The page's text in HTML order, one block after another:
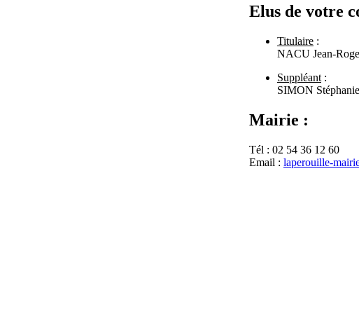
Elus de votre
Titulaire :
NACU Jean-
Suppléant :
SIMON Stéphanie
Mairie :
Tél : 02 54 36 12 60
Email : laperouille-